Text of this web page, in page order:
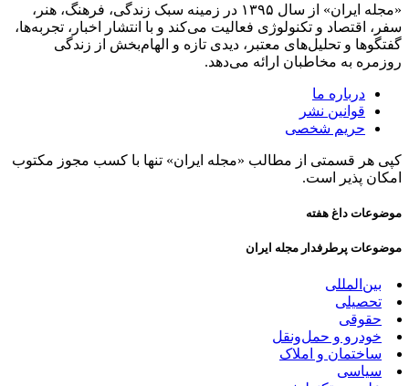
«مجله ایران» از سال ۱۳۹۵ در زمینه سبک زندگی، فرهنگ، هنر،
سفر، اقتصاد و تکنولوژی فعالیت می‌کند و با انتشار اخبار، تجربه‌ها،
گفتگوها و تحلیل‌های معتبر، دیدی تازه و الهام‌بخش از زندگی
روزمره به مخاطبان ارائه می‌دهد.
درباره ما
قوانین نشر
حریم شخصی
کپی هر قسمتی از مطالب «مجله ایران» تنها با کسب مجوز مکتوب
امکان پذیر است.
موضوعات داغ هفته
موضوعات پرطرفدار مجله ایران
بین‌المللی
تحصیلی
حقوقی
خودرو و حمل‌و‌نقل
ساختمان و املاک
سیاسی